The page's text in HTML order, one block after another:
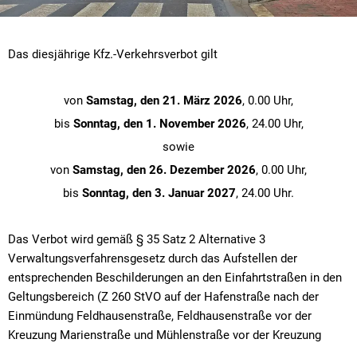
Das diesjährige Kfz.-Verkehrsverbot gilt
von Samstag, den 21. März 2026, 0.00 Uhr,
bis Sonntag, den 1. November 2026, 24.00 Uhr,
sowie
von Samstag, den 26. Dezember 2026, 0.00 Uhr,
bis Sonntag, den 3. Januar 2027, 24.00 Uhr.
Das Verbot wird gemäß § 35 Satz 2 Alternative 3
Verwaltungsverfahrensgesetz durch das Aufstellen der
entsprechenden Beschilderungen an den Einfahrtstraßen in den
Geltungsbereich (Z 260 StVO auf der Hafenstraße nach der
Einmündung Feldhausenstraße, Feldhausenstraße vor der
Kreuzung Marienstraße und Mühlenstraße vor der Kreuzung